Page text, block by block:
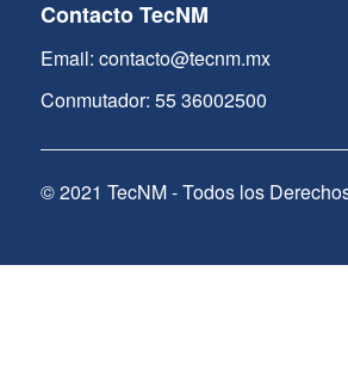
Contacto TecNM
Email: contacto@tecnm.mx
Conmutador: 55 36002500
© 2021 TecNM - Todos los